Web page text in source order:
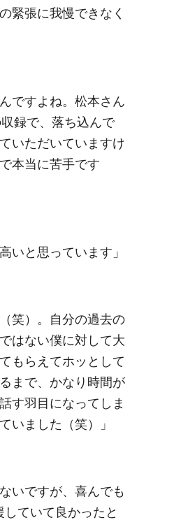
緊張に我慢できなく
ですよね。松本さん
録で、落ち込んで
いただいていますけ
本当に苦手です
いと思っています」
笑）。自分の過去の
はない僕に対して大
もらえてホッとして
まで、かなり時間が
す羽目になってしま
いました（笑）」
いですが、喜んでも
ていて良かったと